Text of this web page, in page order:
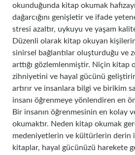
okunduğunda kitap okumak
dağarcığını genişletir ve ifade
stresi azaltır, uykuyu ve yaşam
Düzenli olarak kitap okuyan
sinirsel bağlantılar oluşturduğu ve
arttığı gözlemlenmiştir. Niçin kitap
zihniyetini ve hayal gücünü geliştirir;
artırır ve insanlara bilgi ve birikim
insanı öğrenmeye yönlendiren en
Bir insanın öğrenmesinin en kolay
okumaktır. Neden kitap okumak
medeniyetlerin ve kültürlerin derin
kitaplar, hayal gücünüzü harekete